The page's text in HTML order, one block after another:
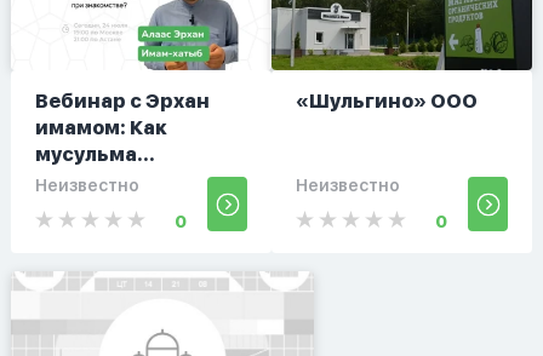
Вебинар с Эрхан
имамом: Как
мусульма...
Неизвестно
0
«Шульгино» ООО
Неизвестно
0